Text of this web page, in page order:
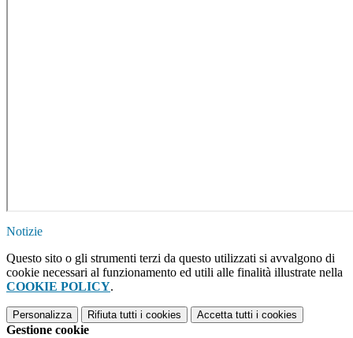
Notizie
Questo sito o gli strumenti terzi da questo utilizzati si avvalgono di
cookie necessari al funzionamento ed utili alle finalità illustrate nella
COOKIE POLICY.
Personalizza Rifiuta tutti i cookies Accetta tutti i cookies
Gestione cookie